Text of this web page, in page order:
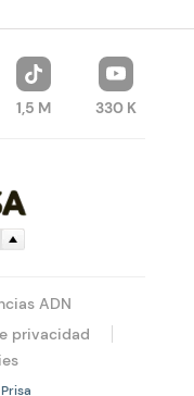
1,5 M 330 K
ADN
privacidad